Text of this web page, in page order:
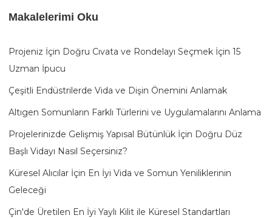
Makalelerimi Oku
Projeniz İçin Doğru Cıvata ve Rondelayı Seçmek İçin 15
Uzman İpucu
Çeşitli Endüstrilerde Vida ve Dişin Önemini Anlamak
Altıgen Somunların Farklı Türlerini ve Uygulamalarını Anlama
Projelerinizde Gelişmiş Yapısal Bütünlük İçin Doğru Düz
Başlı Vidayı Nasıl Seçersiniz?
Küresel Alıcılar İçin En İyi Vida ve Somun Yeniliklerinin
Geleceği
Çin'de Üretilen En İyi Yaylı Kilit ile Küresel Standartları